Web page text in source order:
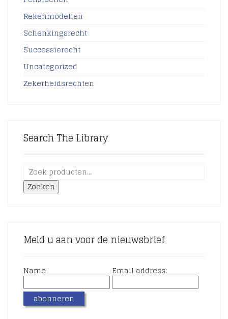
Rekenmodellen
Schenkingsrecht
Successierecht
Uncategorized
Zekerheidsrechten
Search The Library
Zoeken
Meld u aan voor de nieuwsbrief
Name Email address: